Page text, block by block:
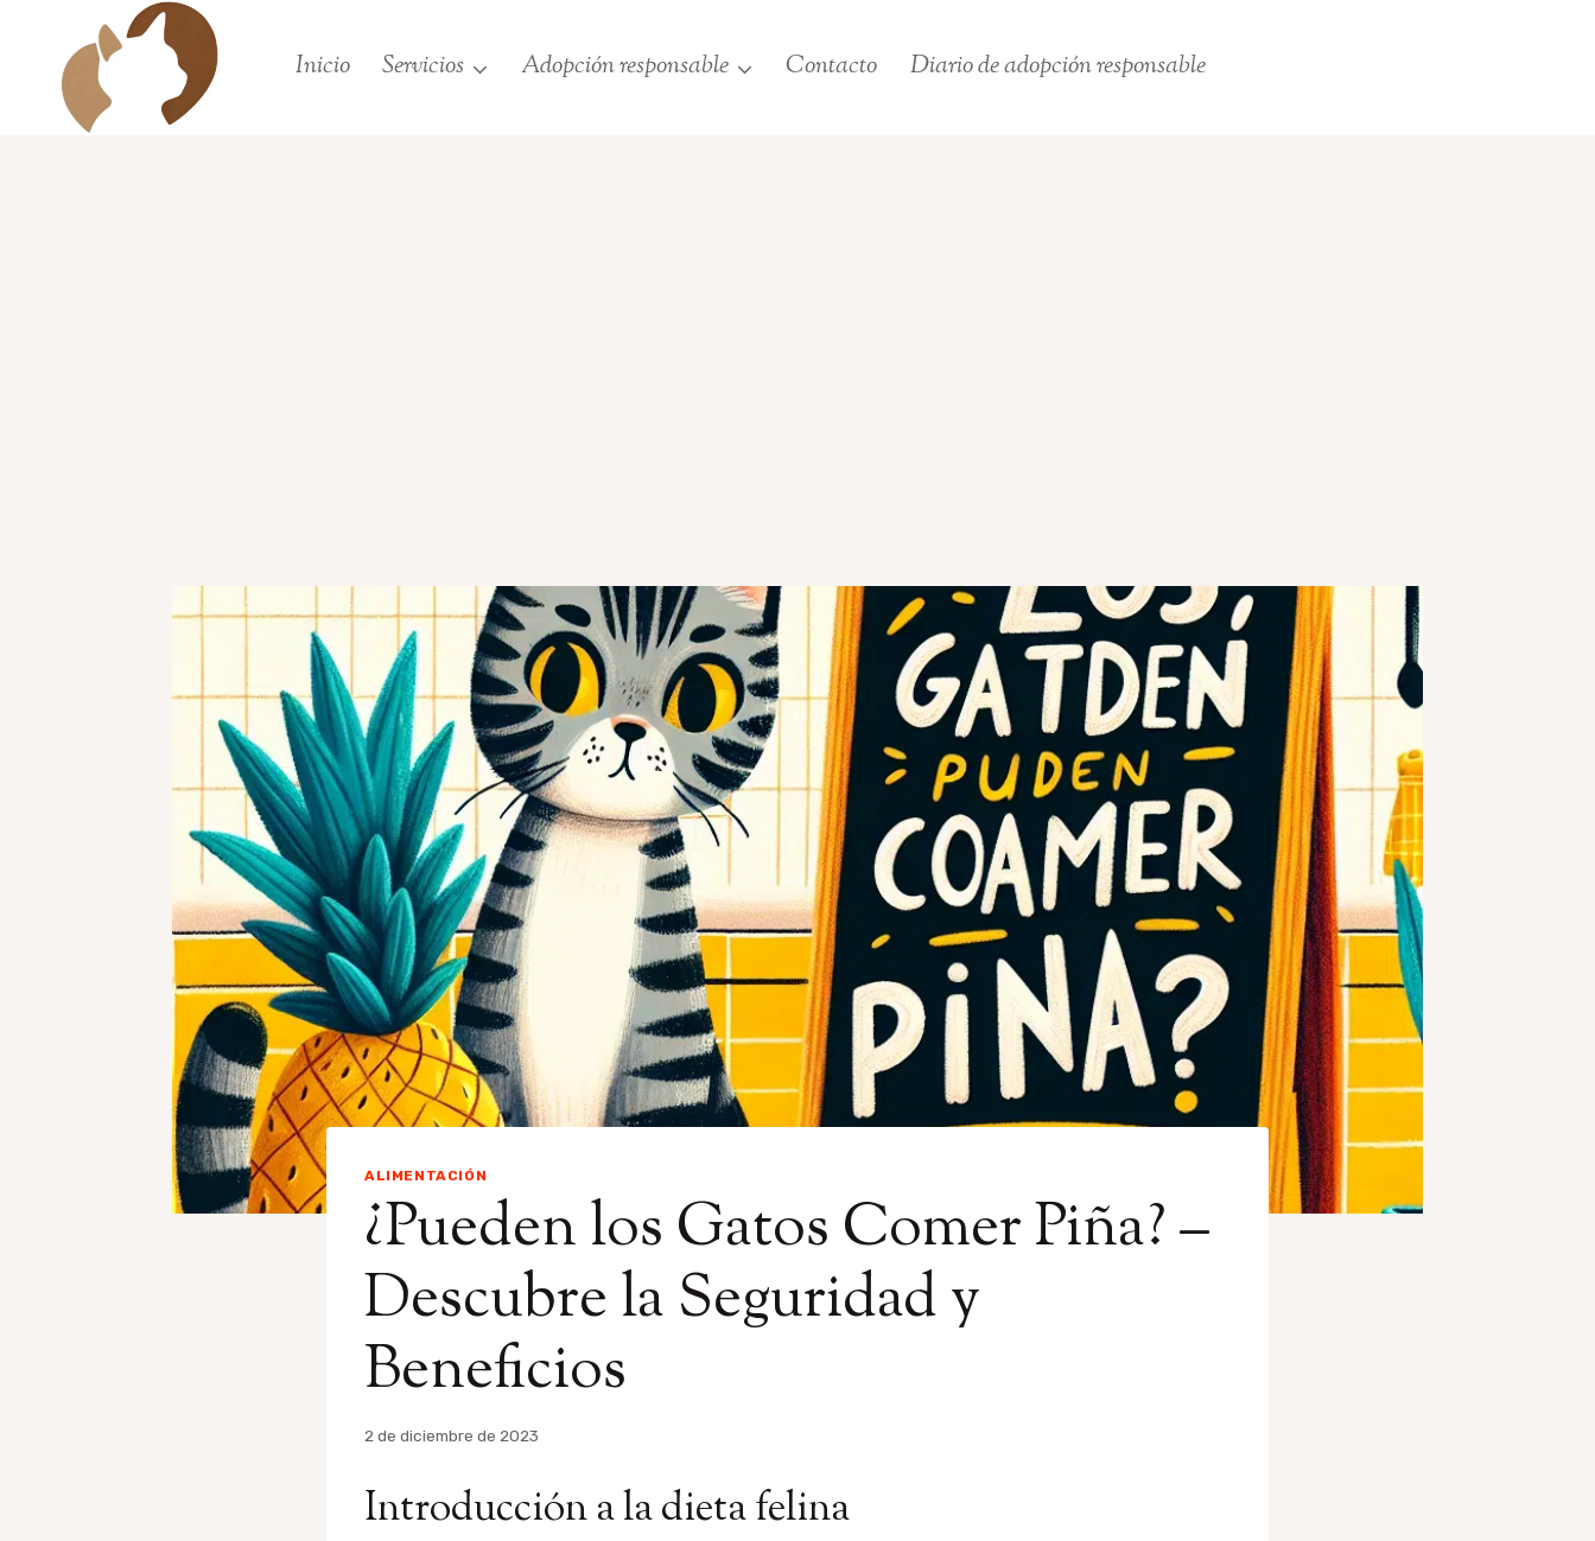
contenido
Inicio Servicios Adopción responsable Contacto Diario de adopción responsable
ALIMENTACIÓN
¿Pueden los Gatos Comer Piña? –
Descubre la Seguridad y
Beneficios
Por
2 de diciembre de 2023
Introducción a la dieta felina